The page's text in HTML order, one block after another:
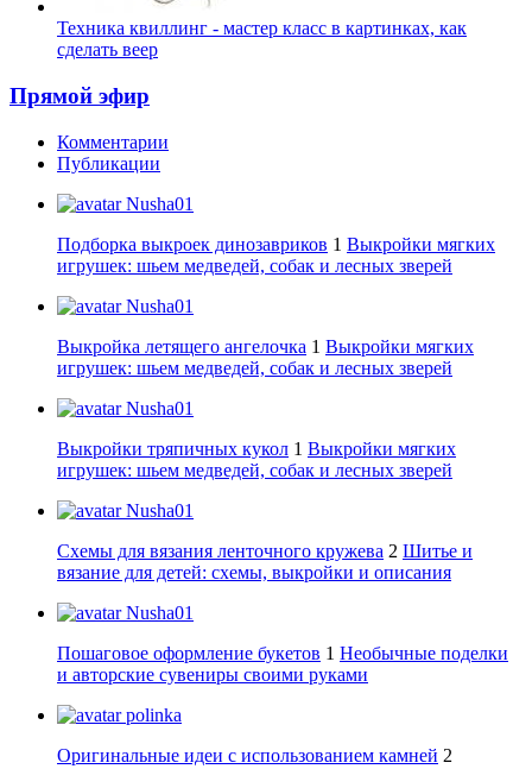
Техника квиллинг - мастер класс в картинках, как
сделать веер
Прямой эфир
Комментарии
Публикации
Nusha01
Подборка выкроек динозавриков 1 Выкройки мягких
игрушек: шьем медведей, собак и лесных зверей
Nusha01
Выкройка летящего ангелочка 1 Выкройки мягких
игрушек: шьем медведей, собак и лесных зверей
Nusha01
Выкройки тряпичных кукол 1 Выкройки мягких
игрушек: шьем медведей, собак и лесных зверей
Nusha01
Схемы для вязания ленточного кружева 2 Шитье и
вязание для детей: схемы, выкройки и описания
Nusha01
Пошаговое оформление букетов 1 Необычные поделки
и авторские сувениры своими руками
polinka
Оригинальные идеи с использованием камней 2